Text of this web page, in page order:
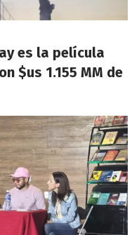
es la película
$us 1.155 MM de